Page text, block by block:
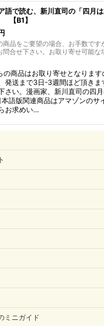
語で読む、新川直司の「四月
【B1】
商品をご要望の場合、お手数です
問合せ下さい。お取り寄せ可能な
の商品はお取り寄せとなります
発送まで3日-3週間ほど頂きま
さい。漫画家、新川直司の四
語版関連商品はアマゾンのサ
お求めい…
ミニガイド